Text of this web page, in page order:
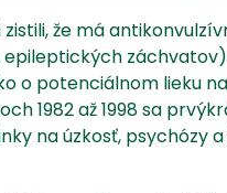
zistili, že má
epileptických
o potenciálnom lieku
1982 až 1998 sa
na úzkosť, psychózy